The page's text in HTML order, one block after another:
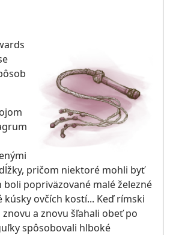
pričom niektoré mohli byť
boli popriväzované malé železné
ovčích kostí... Keď rímski
a znovu šľahali obeť po
spôsobovali hlboké